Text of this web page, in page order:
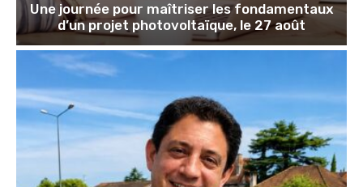
Une journée pour maîtriser les fondamentaux
d’un projet photovoltaïque, le 27 août